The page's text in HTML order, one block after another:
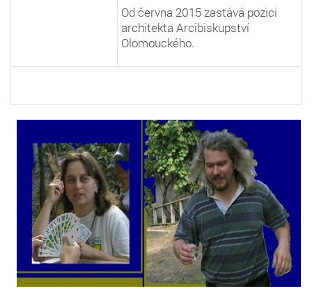
Od června 2015 zastává pozici
architekta Arcibiskupství
Olomouckého.